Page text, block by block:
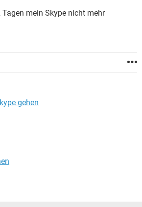
HARDWARE
IOS
mein Skype nicht mehr
gehen